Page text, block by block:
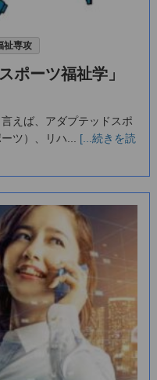
祉専攻
ポーツ福祉学」
えば、アダプテッドスポ
ツ）、リハ... [...続きを読